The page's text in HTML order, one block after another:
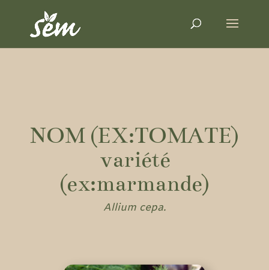
NOM (EX:TOMATE)
variété
(ex:marmande)
Allium cepa.